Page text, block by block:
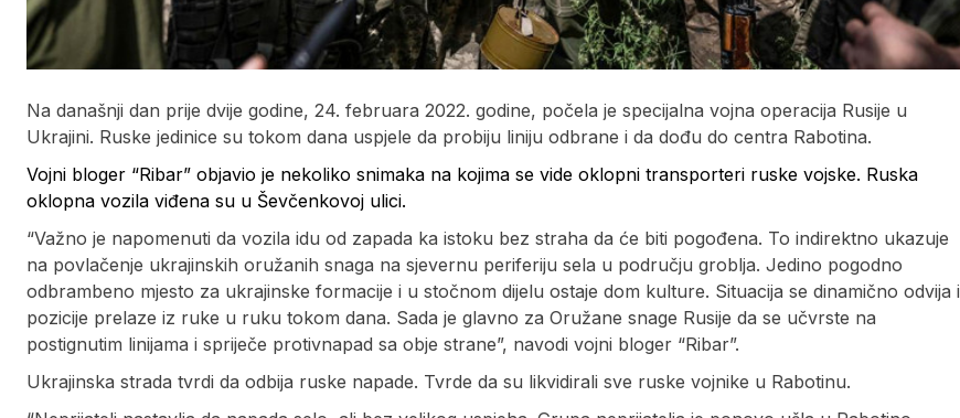
Na današnji dan prije dvije godine, 24. februara 2022. godine, počela je specijalna vojna operacija Rusije u
Ukrajini. Ruske jedinice su tokom dana uspjele da probiju liniju odbrane i da dođu do centra Rabotina.
Vojni bloger “Ribar” objavio je nekoliko snimaka na kojima se vide oklopni transporteri ruske vojske. Ruska
oklopna vozila viđena su u Ševčenkovoj ulici.
“Važno je napomenuti da vozila idu od zapada ka istoku bez straha da će biti pogođena. To indirektno ukazuje
na povlačenje ukrajinskih oružanih snaga na sjevernu periferiju sela u području groblja. Jedino pogodno
odbrambeno mjesto za ukrajinske formacije i u stočnom dijelu ostaje dom kulture. Situacija se dinamično odvija i
pozicije prelaze iz ruke u ruku tokom dana. Sada je glavno za Oružane snage Rusije da se učvrste na
postignutim linijama i spriječe protivnapad sa obje strane”, navodi vojni bloger “Ribar”.
Ukrajinska strada tvrdi da odbija ruske napade. Tvrde da su likvidirali sve ruske vojnike u Rabotinu.